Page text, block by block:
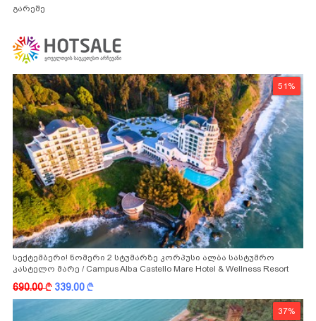
გარეშე
51%
სექტემბერი! ნომერი 2 სტუმარზე კორპუსი ალბა სასტუმრო
კასტელო მარე / Campus Alba Castello Mare Hotel & Wellness Resort
-სგან!
690.00k 339.00k
37%